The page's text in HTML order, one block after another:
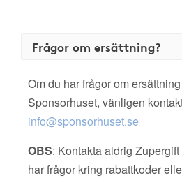
Frågor om ersättning?
Om du har frågor om
Sponsorhuset, vänligen
info@sponsorhuset.se
OBS: Kontakta aldrig
har frågor kring rabattkoder